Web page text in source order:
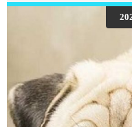
مثلا حتى لا تقوم القطة
ايضا:دليل تصرفات القطط